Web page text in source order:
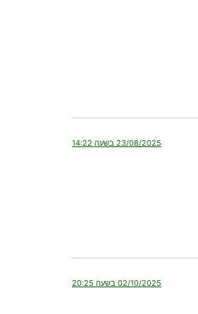
23/08/2025 בשעה 14:22
02/10/2025 בשעה 20:25